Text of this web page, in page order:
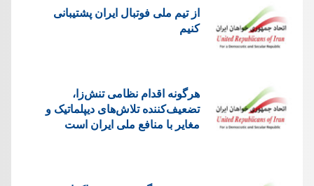
از تیم ملی فوتبال ایران پشتیبانی
کنیم
هرگونه اقدام نظامی تنش‌زا،
تضعیف‌کننده تلاش‌های دیپلماتیک و
مغایر با منافع ملی ایران است